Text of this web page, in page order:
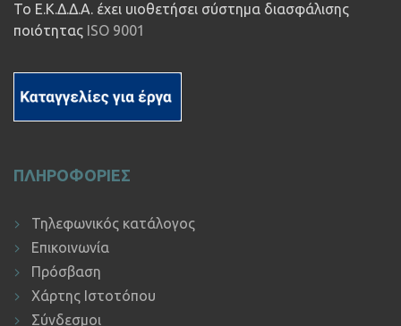
Το Ε.Κ.Δ.Δ.Α. έχει υιοθετήσει σύστημα διασφάλισης
ποιότητας ISO 9001
ΠΛΗΡΟΦΟΡΙΕΣ
Τηλεφωνικός κατάλογος
Επικοινωνία
Πρόσβαση
Χάρτης Ιστοτόπου
Σύνδεσμοι